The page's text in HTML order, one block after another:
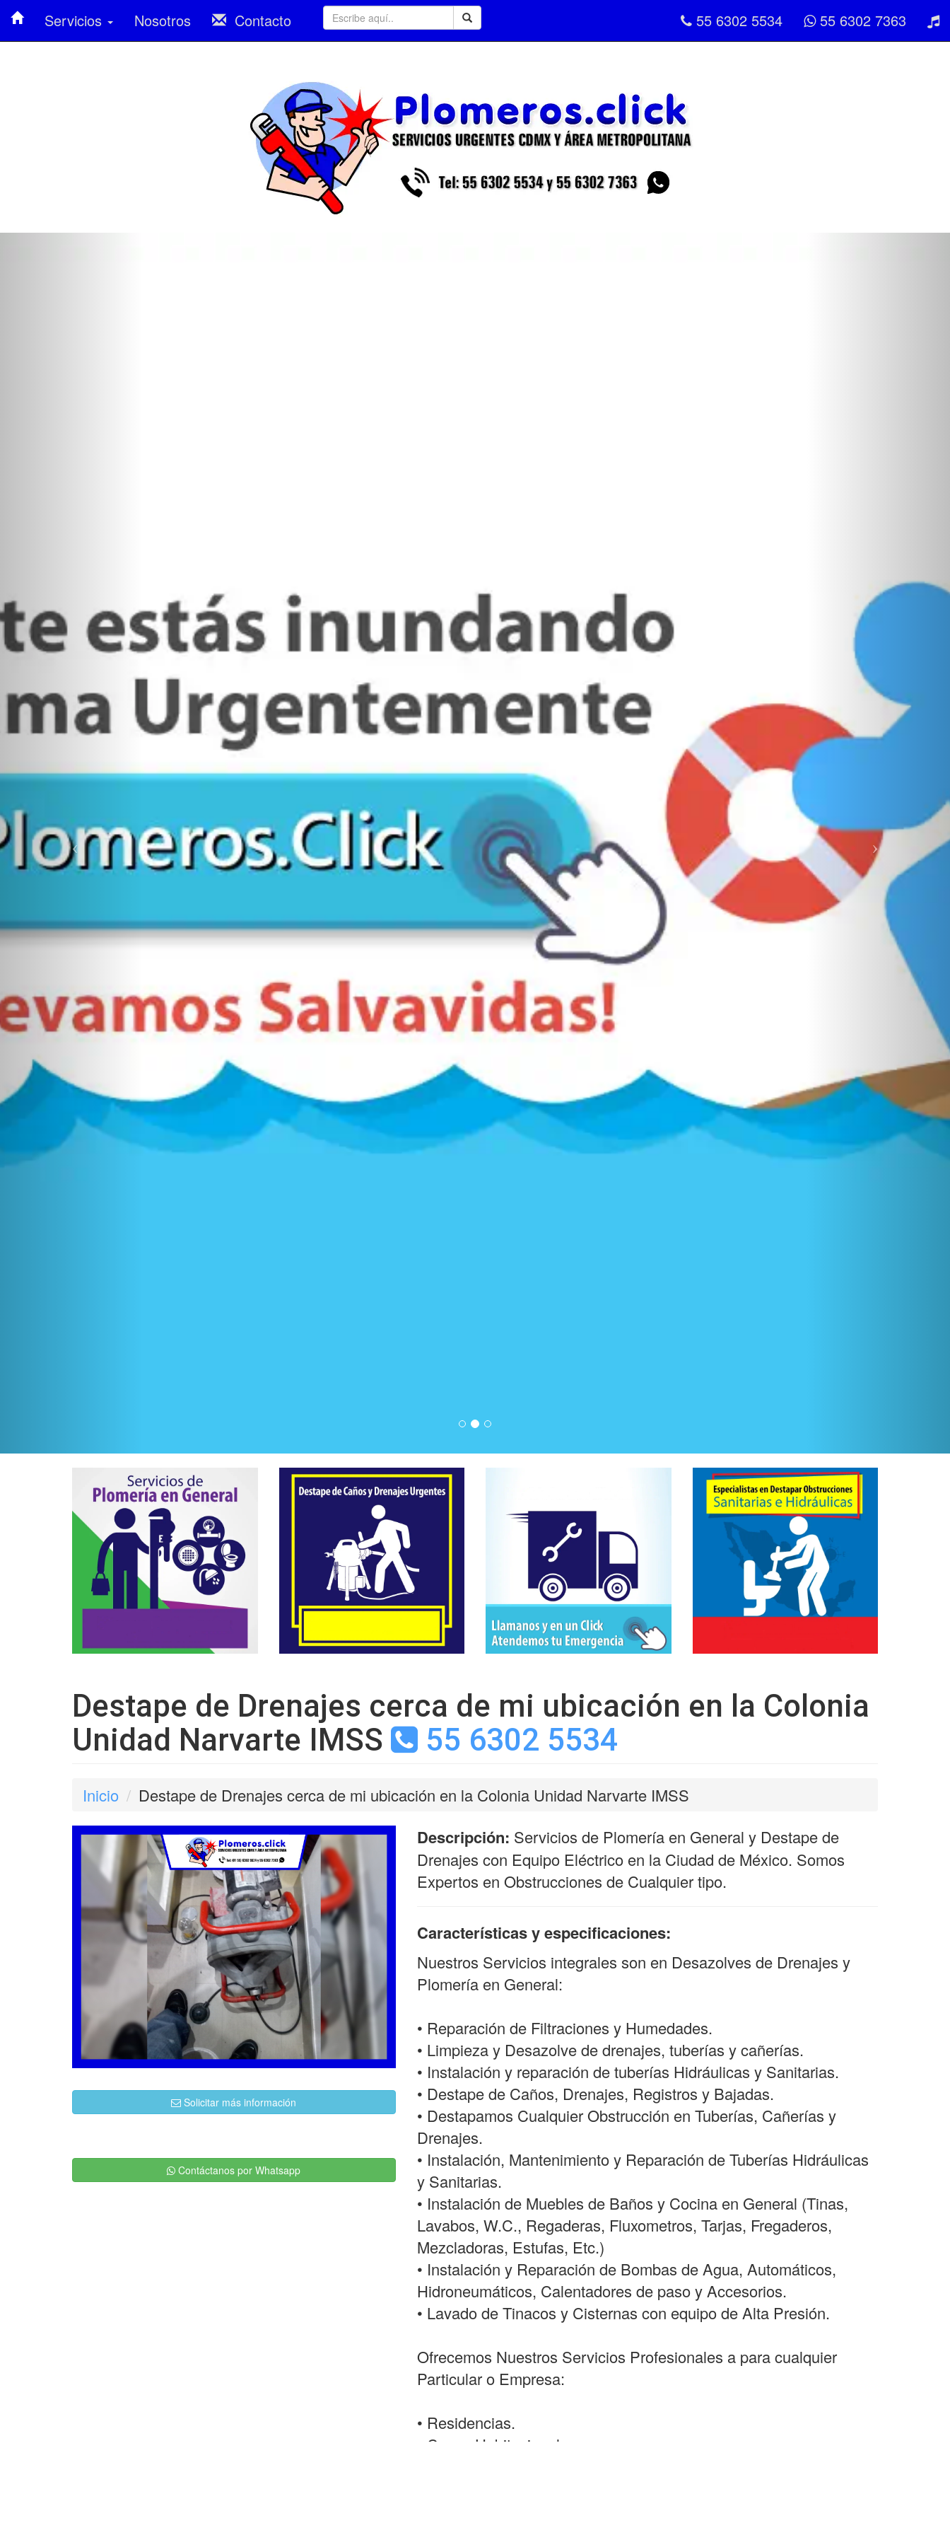
Servicios Nosotros Contacto 55 6302 5534 55 6302 7363
Destape de Drenajes cerca de mi ubicación en la Colonia
Unidad Narvarte IMSS
55 6302 5534
Inicio Destape de Drenajes cerca de mi ubicación en la Colonia Unidad Narvarte IMSS
Solicitar más información
Contáctanos por Whatsapp
Descripción: Servicios de Plomería en General y Destape de
Drenajes con Equipo Eléctrico en la Ciudad de México. Somos
Expertos en Obstrucciones de Cualquier tipo.
Características y especificaciones:
Nuestros Servicios integrales son en Desazolves de Drenajes y
Plomería en General:
• Reparación de Filtraciones y Humedades.
• Limpieza y Desazolve de drenajes, tuberías y cañerías.
• Instalación y reparación de tuberías Hidráulicas y Sanitarias.
• Destape de Caños, Drenajes, Registros y Bajadas.
• Destapamos Cualquier Obstrucción en Tuberías, Cañerías y
Drenajes.
• Instalación, Mantenimiento y Reparación de Tuberías Hidráulicas
y Sanitarias.
• Instalación de Muebles de Baños y Cocina en General (Tinas,
Lavabos, W.C., Regaderas, Fluxometros, Tarjas, Fregaderos,
Mezcladoras, Estufas, Etc.)
• Instalación y Reparación de Bombas de Agua, Automáticos,
Hidroneumáticos, Calentadores de paso y Accesorios.
• Lavado de Tinacos y Cisternas con equipo de Alta Presión.
Ofrecemos Nuestros Servicios Profesionales a para cualquier
Particular o Empresa:
• Residencias.
• Casas Habitacionales.